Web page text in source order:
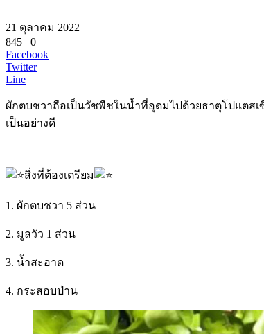
21 ตุลาคม 2022
845
0
Facebook
Twitter
Line
ผักตบชวาถือเป็นวัชพืชในน้ำที่อุดมไปด้วยธาตุโปแตส
เป็นอย่างดี
สิ่งที่ต้องเตรียม
1. ผักตบชวา 5 ส่วน
2. มูลวัว 1 ส่วน
3. น้ำสะอาด
4. กระสอบป่าน